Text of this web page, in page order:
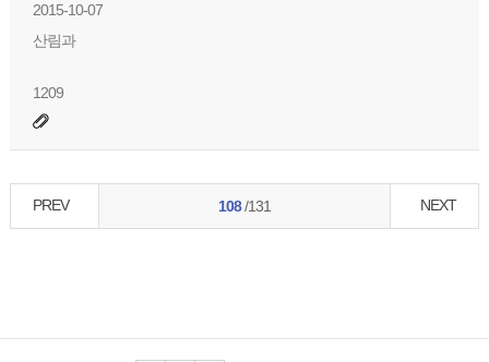
2015-10-07
산림과
1209
PREV 108/131 NEXT